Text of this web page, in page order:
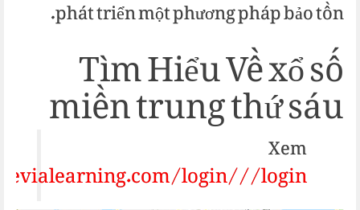
phát triển một phương pháp bảo tồn.
Tìm Hiểu Về xổ số
miền trung thứ sáu
Xem
login///login/